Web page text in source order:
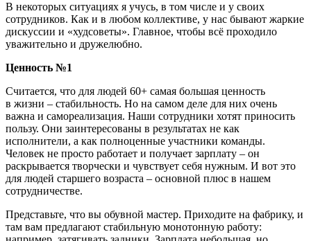
В некоторых ситуациях я учусь, в том числе и у своих
сотрудников. Как и в любом коллективе, у нас бывают жаркие
дискуссии и «худсоветы». Главное, чтобы всё проходило
уважительно и дружелюбно.
Ценность №1
Считается, что для людей 60+ самая большая ценность
в жизни – стабильность. Но на самом деле для них очень
важна и самореализация. Наши сотрудники хотят приносить
пользу. Они заинтересованы в результатах не как
исполнители, а как полноценные участники команды.
Человек не просто работает и получает зарплату – он
раскрывается творчески и чувствует себя нужным. И вот это
для людей старшего возраста – основной плюс в нашем
сотрудничестве.
Представьте, что вы обувной мастер. Приходите на фабрику, и
там вам предлагают стабильную монотонную работу: